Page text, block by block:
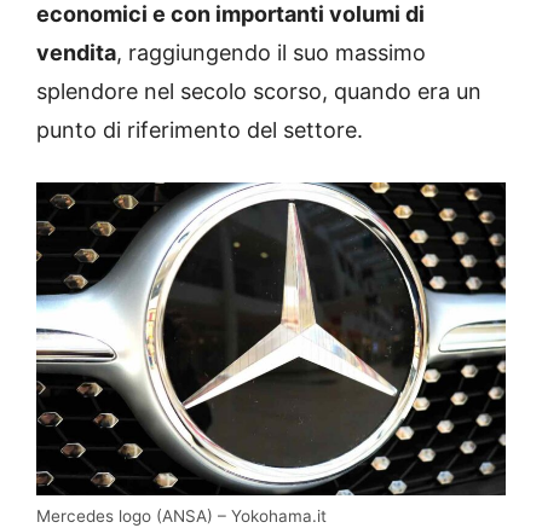
economici e con importanti volumi di
vendita, raggiungendo il suo massimo
splendore nel secolo scorso, quando era un
punto di riferimento del settore.
Mercedes logo (ANSA) – Yokohama.it